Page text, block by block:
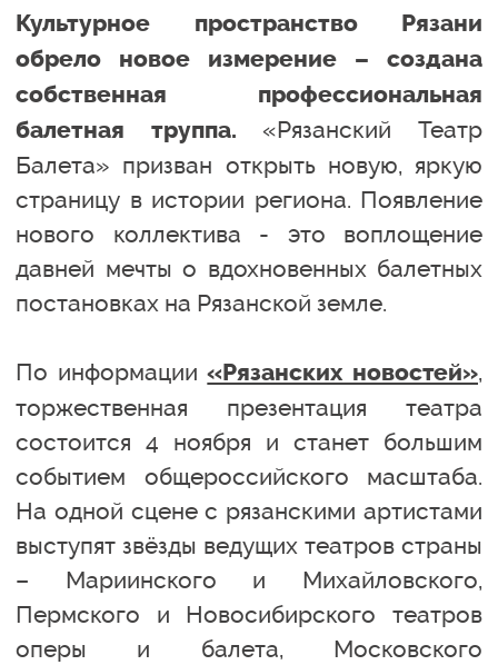
Культурное пространство Рязани
обрело новое измерение – создана
собственная профессиональная
балетная труппа. «Рязанский Театр
Балета» призван открыть новую, яркую
страницу в истории региона. Появление
нового коллектива - это воплощение
давней мечты о вдохновенных балетных
постановках на Рязанской земле.
По информации«Рязанских новостей»,
торжественная презентация театра
состоится 4 ноября и станет большим
событием общероссийского масштаба.
На одной сцене с рязанскими артистами
выступят звёзды ведущих театров страны
– Мариинского и Михайловского,
Пермского и Новосибирского театров
оперы и балета, Московского